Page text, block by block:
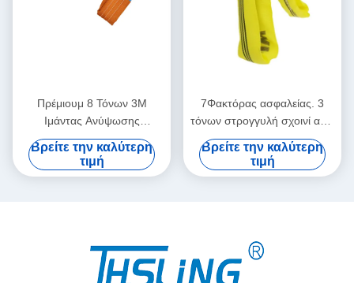
Πρέμιουμ 8 Τόνων 3M
Ιμάντας Ανύψωσης
Επίπεδος | Συντελεστής
Ασφαλείας 7:1 | Ιμάντας
Ανύψωσης Βιομηχανικής
Βρείτε την καλύτερη
τιμή
7Φακτόρας ασφαλείας. 3
τόνων στρογγυλή σχοινί από
πολυεστέρα: CE/EN 1492-2
Συμμόρφωση για την
απόλυτη ασφάλεια των
Βρείτε την καλύτερη
τιμή